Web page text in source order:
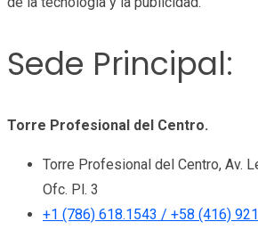
Sede Principal:
Torre Profesional del Centro.
Torre Profesional del Centro, Av.
Ofc. Pl. 3
+1 (786) 618.1543 / +58 (416)